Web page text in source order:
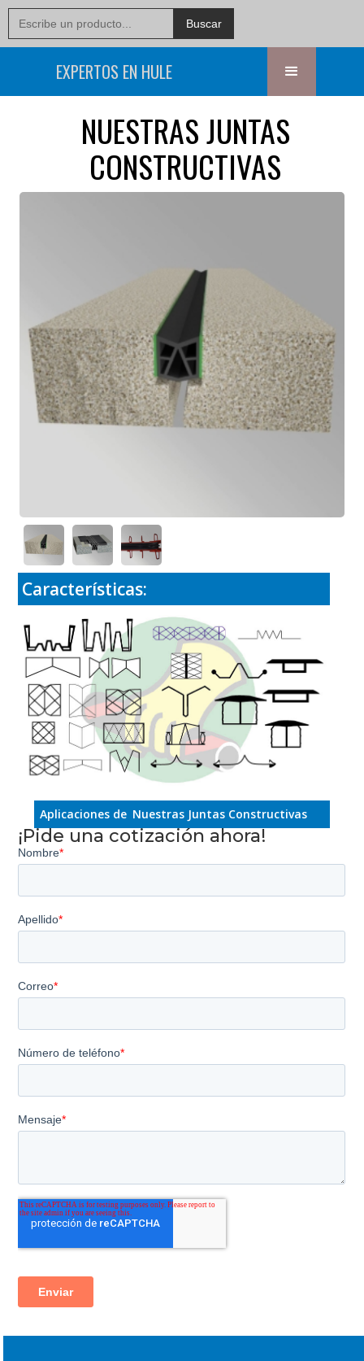
EXPERTOS EN HULE
NUESTRAS JUNTAS
CONSTRUCTIVAS
Características:
Aplicaciones de Nuestras Juntas Constructivas
¡Pide una cotización ahora!